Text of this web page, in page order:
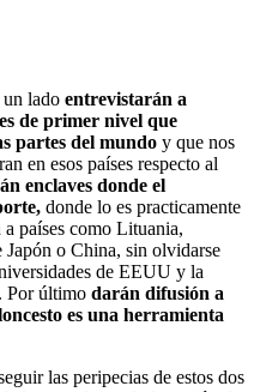
un lado entrevistarán a
de primer nivel que
partes del mundo y que nos
en esos países respecto al
enclaves donde el
donde lo es practicamente
países como Lituania,
o China, sin olvidarse
de EEUU y la
Por último darán difusión a
es una herramienta
las peripecias de estos dos